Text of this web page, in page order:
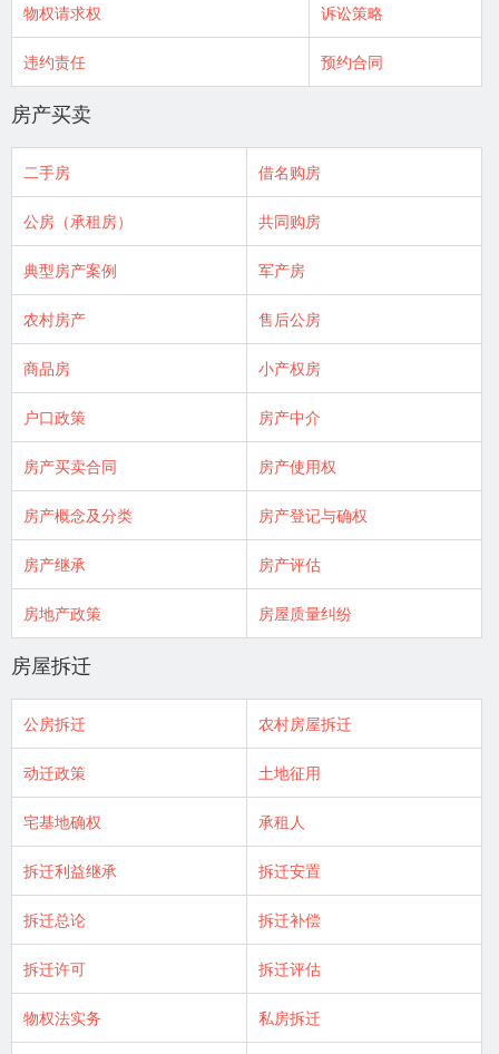
物权请求权 诉讼策略
违约责任 预约合同
房产买卖
二手房 借名购房
公房（承租房） 共同购房
典型房产案例 军产房
农村房产 售后公房
商品房 小产权房
户口政策 房产中介
房产买卖合同 房产使用权
房产概念及分类 房产登记与确权
房产继承 房产评估
房地产政策 房屋质量纠纷
房屋拆迁
公房拆迁 农村房屋拆迁
动迁政策 土地征用
宅基地确权 承租人
拆迁利益继承 拆迁安置
拆迁总论 拆迁补偿
拆迁许可 拆迁评估
物权法实务 私房拆迁